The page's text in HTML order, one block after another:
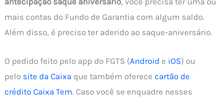
mais contas do Fundo de Garantia com algum saldo.
Além disso, é preciso ter aderido ao saque-aniversário.
O pedido feito pelo app do FGTS (Android e iOS) ou
pelo site da Caixa que também oferececartão de
crédito Caixa Tem. Caso você se enquadre nesses